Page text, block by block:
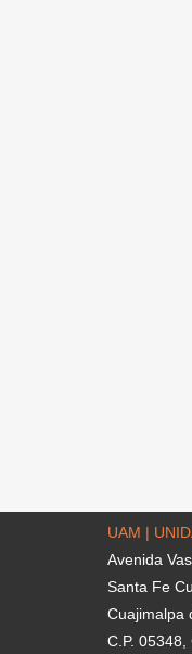
UAM |
Avenida
Santa Fe
Cuajimalpa
C.P. 05348,